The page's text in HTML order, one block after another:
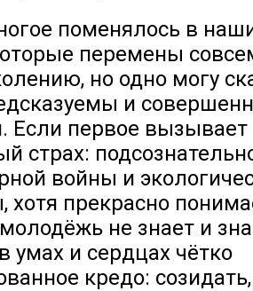
поменялось в
перемены
но одно могу
и
Если первое
страх:
войны и
хотя прекрасно
не знает и
умах и сердцах чётко
кредо: